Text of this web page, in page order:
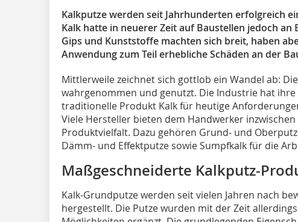
Kalkputze werden seit Jahrhunderten erfolgreich
Kalk hatte in neuerer Zeit auf Baustellen jedoch an
Gips und Kunststoffe machten sich breit, haben
Anwendung zum Teil erhebliche Schäden an der
Mittlerweile zeichnet sich gottlob ein Wandel ab:
wahrgenommen und genutzt. Die Industrie hat
traditionelle Produkt Kalk für heutige
Viele Hersteller bieten dem Handwerker
Produktvielfalt. Dazu gehören Grund- und
Dämm- und Effektputze sowie Sumpfkalk für die
Maßgeschneiderte Kalkputz-
Kalk-Grundputze werden seit vielen Jahren nach
hergestellt. Die Putze wurden mit der Zeit